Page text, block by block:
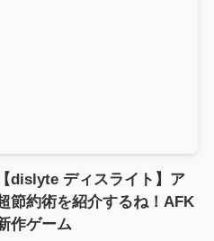
dislyte ディスライト】ア
節約術を紹介するね！AFK
作ゲーム